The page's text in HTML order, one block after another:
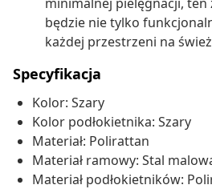
będzie nie tylko
każdej przestrzeni na
Specyfikacja
Kolor: Szary
Kolor podłokietnika: Szary
Materiał: Polirattan
Materiał ramowy: Stal
Materiał podłokietników: